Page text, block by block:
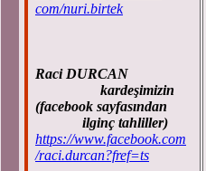
com/nuri.birtek
Raci DURCAN
kardeşimizin
(facebook sayfasından
ilginç tahliller)
https://www.facebook.com
/raci.durcan?fref=ts